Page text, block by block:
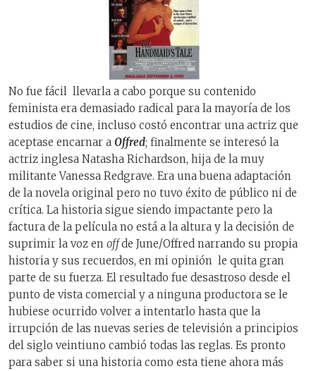
No fue fácil llevarla a cabo porque su contenido
feminista era demasiado radical para la mayoría de los
estudios de cine, incluso costó encontrar una actriz que
aceptase encarnar a Offred; finalmente se interesó la
actriz inglesa Natasha Richardson, hija de la muy
militante Vanessa Redgrave. Era una buena adaptación
de la novela original pero no tuvo éxito de público ni de
crítica. La historia sigue siendo impactante pero la
factura de la película no está a la altura y la decisión de
suprimir la voz en offde June/Offred narrando su propia
historia y sus recuerdos, en mi opinión le quita gran
parte de su fuerza. El resultado fue desastroso desde el
punto de vista comercial y a ninguna productora se le
hubiese ocurrido volver a intentarlo hasta que la
irrupción de las nuevas series de televisión a principios
del siglo veintiuno cambió todas las reglas. Es pronto
para saber si una historia como esta tiene ahora más